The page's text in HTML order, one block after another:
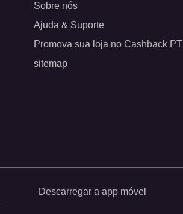
Sobre nós
Ajuda & Suporte
Promova sua loja no Cashback PT
sitemap
Descarregar a app móvel